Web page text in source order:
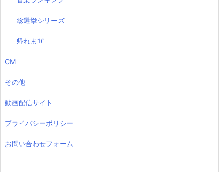
総選挙シリーズ
帰れま10
CM
その他
動画配信サイト
プライバシーポリシー
お問い合わせフォーム